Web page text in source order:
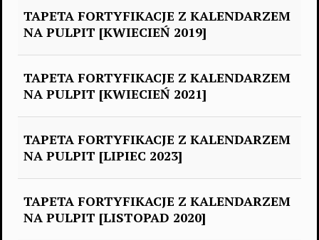
TAPETA FORTYFIKACJE Z KALENDARZEM
NA PULPIT [KWIECIEŃ 2019]
TAPETA FORTYFIKACJE Z KALENDARZEM
NA PULPIT [KWIECIEŃ 2021]
TAPETA FORTYFIKACJE Z KALENDARZEM
NA PULPIT [LIPIEC 2023]
TAPETA FORTYFIKACJE Z KALENDARZEM
NA PULPIT [LISTOPAD 2020]